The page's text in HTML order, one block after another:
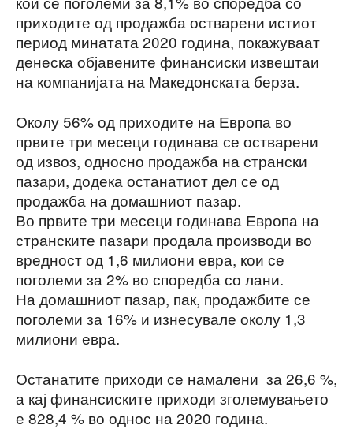
приходите од продажба остварени истиот
период минатата 2020 година, покажуваат
денеска објавените финансиски извештаи
на компанијата на Македонската берза.
Околу 56% од приходите на Европа во
првите три месеци годинава се остварени
од извоз, односно продажба на странски
пазари, додека останатиот дел се од
продажба на домашниот пазар.
Во првите три месеци годинава Европа на
странските пазари продала производи во
вредност од 1,6 милиони евра, кои се
поголеми за 2% во споредба со лани.
На домашниот пазар, пак, продажбите се
поголеми за 16% и изнесувале околу 1,3
милиони евра.
Останатите приходи се намалени за 26,6 %,
а кај финансиските приходи зголемувањето
е 828,4 % во однос на 2020 година.